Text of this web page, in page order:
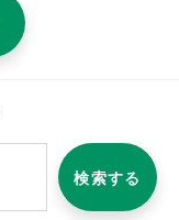
検索する